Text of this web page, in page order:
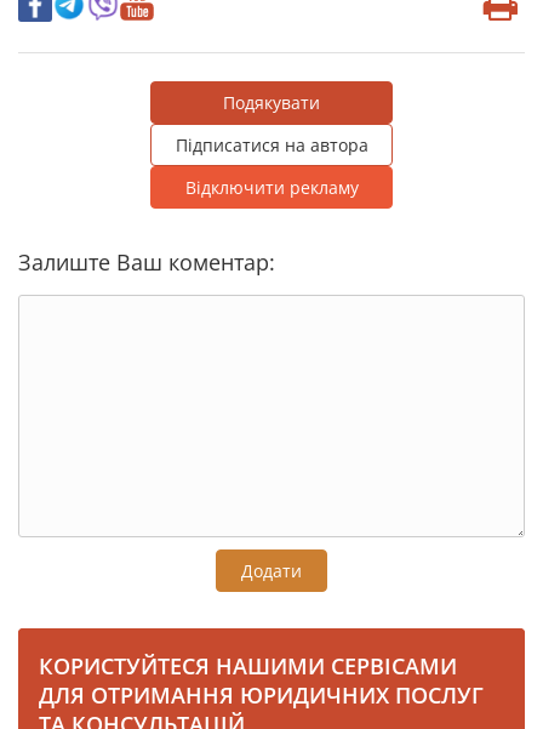
Подякувати
Підписатися на автора
Відключити рекламу
Залиште Ваш коментар:
Додати
КОРИСТУЙТЕСЯ НАШИМИ СЕРВІСАМИ
ДЛЯ ОТРИМАННЯ ЮРИДИЧНИХ ПОСЛУГ